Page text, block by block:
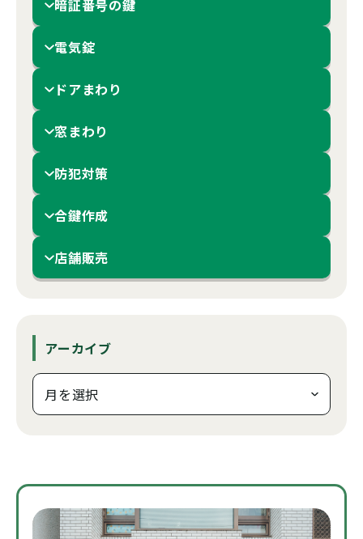
暗証番号の鍵
電気錠
ドアまわり
窓まわり
防犯対策
合鍵作成
店舗販売
アーカイブ